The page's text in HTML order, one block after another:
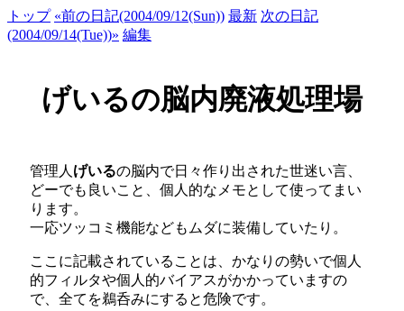
トップ «前の日記(2004/09/12(Sun)) 最新 次の日記
(2004/09/14(Tue))» 編集
げいるの脳内廃液処理場
管理人 げいるの脳内で日々作り出された世迷い言、
どーでも良いこと、個人的なメモとして使ってまい
ります。
一応ツッコミ機能などもムダに装備していたり。
ここに記載されていることは、かなりの勢いで個人
的フィルタや個人的バイアスがかかっていますの
で、全てを鵜呑みにすると危険です。